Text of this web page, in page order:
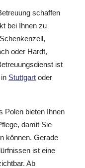
schaffen
bei Ihnen zu
oder Hardt,
ist
Stuttgart oder
Polen bieten Ihnen
damit Sie
können. Gerade
ist eine
Ab